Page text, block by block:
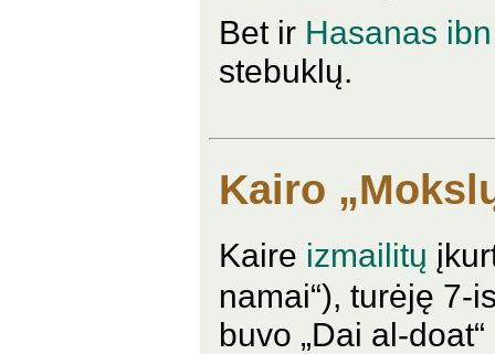
Bet ir Hasanas
stebuklų.
Kairo
Kaire izmailitų
namai“), turėję 7-
buvo „Dai al-